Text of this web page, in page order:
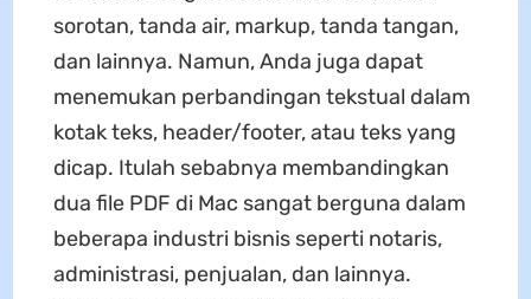
sorotan, tanda air, markup, tanda tangan,
dan lainnya. Namun, Anda juga dapat
menemukan perbandingan tekstual dalam
kotak teks, header/footer, atau teks yang
dicap. Itulah sebabnya membandingkan
dua file PDF di Mac sangat berguna dalam
beberapa industri bisnis seperti notaris,
administrasi, penjualan, dan lainnya.